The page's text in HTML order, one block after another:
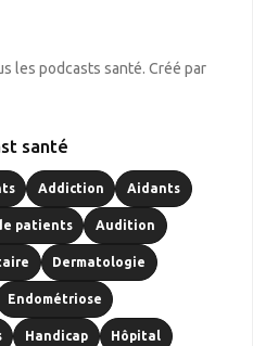
les podcasts santé. Créé par
santé
Addiction Aidants
patients Audition
Dermatologie
Endométriose
Handicap Hôpital